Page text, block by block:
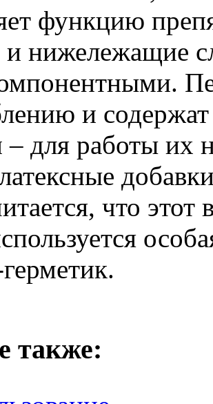
функцию
и нижележащие
и
– для работы их
что
также: